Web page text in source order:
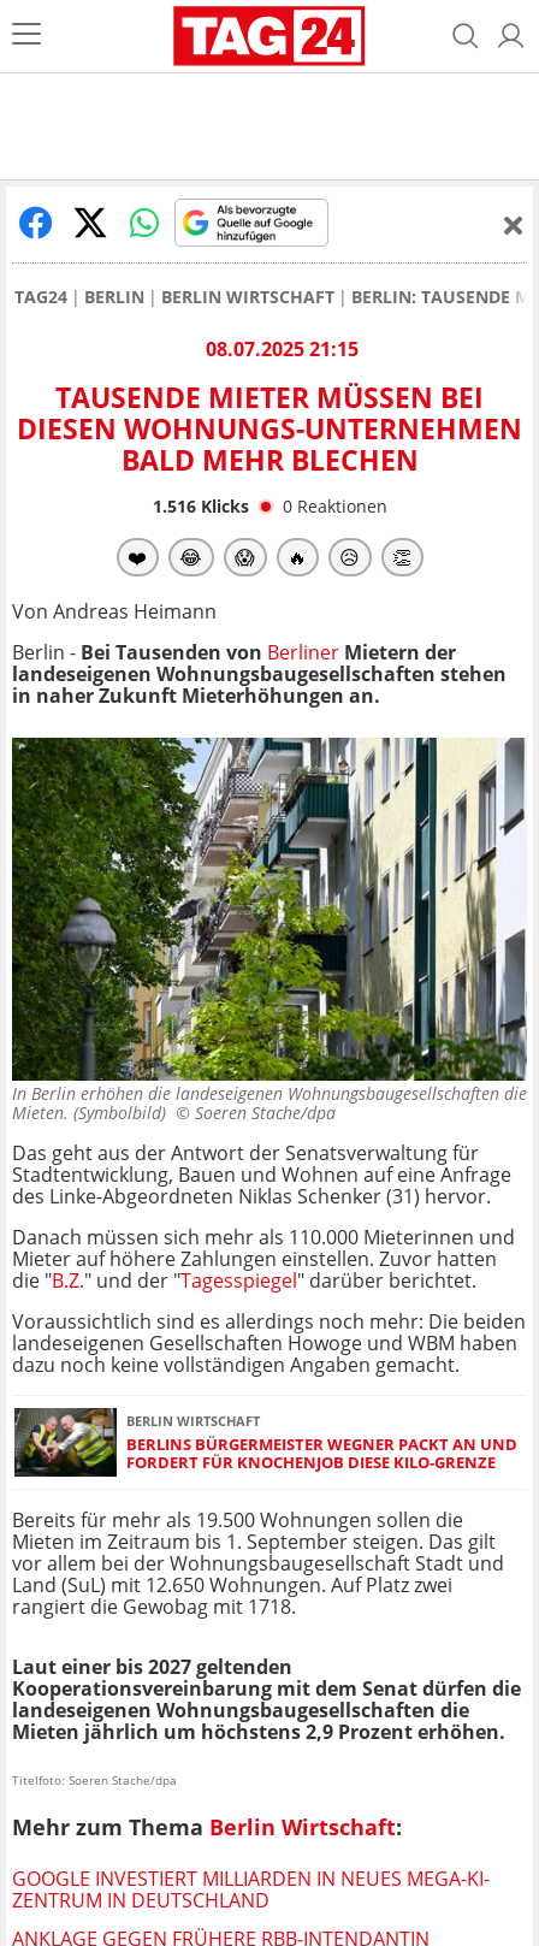
TAG24 BERLIN BERLIN WIRTSCHAFT BERLIN: TAUSENDE
08.07.2025 21:15
TAUSENDE MIETER MÜSSEN BEI
DIESEN WOHNUNGS-UNTERNEHMEN
BALD MEHR BLECHEN
1.516Klicks 0 Reaktionen
❤️ 😂 😱 🔥 😥 👏
Von Andreas Heimann
Berlin - Bei Tausenden von Berliner Mietern der
landeseigenen Wohnungsbaugesellschaften stehen
in naher Zukunft Mieterhöhungen an.
In Berlin erhöhen die landeseigenen Wohnungsbaugesellschaften die
Mieten. (Symbolbild) © Soeren Stache/dpa
Das geht aus der Antwort der Senatsverwaltung für
Stadtentwicklung, Bauen und Wohnen auf eine Anfrage
des Linke-Abgeordneten Niklas Schenker (31) hervor.
Danach müssen sich mehr als 110.000 Mieterinnen und
Mieter auf höhere Zahlungen einstellen. Zuvor hatten
die "B.Z." und der "Tagesspiegel" darüber berichtet.
Voraussichtlich sind es allerdings noch mehr: Die beiden
landeseigenen Gesellschaften Howoge und WBM haben
dazu noch keine vollständigen Angaben gemacht.
BERLIN WIRTSCHAFT
BERLINS BÜRGERMEISTER WEGNER PACKT AN UND
FORDERT FÜR KNOCHENJOB DIESE KILO-GRENZE
Bereits für mehr als 19.500 Wohnungen sollen die
Mieten im Zeitraum bis 1. September steigen. Das gilt
vor allem bei der Wohnungsbaugesellschaft Stadt und
Land (SuL) mit 12.650 Wohnungen. Auf Platz zwei
rangiert die Gewobag mit 1718.
Laut einer bis 2027 geltenden
Kooperationsvereinbarung mit dem Senat dürfen die
landeseigenen Wohnungsbaugesellschaften die
Mieten jährlich um höchstens 2,9 Prozent erhöhen.
Titelfoto: Soeren Stache/dpa
Mehr zum Thema Berlin Wirtschaft:
GOOGLE INVESTIERT MILLIARDEN IN NEUES MEGA-KI-
ZENTRUM IN DEUTSCHLAND
ANKLAGE GEGEN FRÜHERE RBB-INTENDANTIN